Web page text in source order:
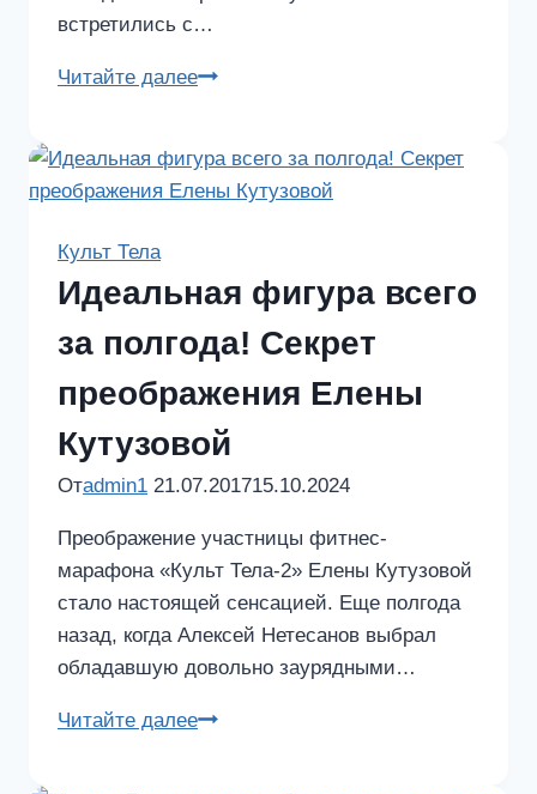
встретились с…
Читайте далееМарина
секретом
избавления
веса
Культ Тела
Идеальная фигура всего
за полгода! Секрет
преображения Елены
Кутузовой
Отadmin1 21.07.201715.10.2024
Преображение участницы фитнес-
марафона «Культ Тела-2» Елены Кутузовой
стало настоящей сенсацией. Еще полгода
назад, когда Алексей Нетесанов выбрал
обладавшую довольно заурядными…
Читайте далееИдеальная